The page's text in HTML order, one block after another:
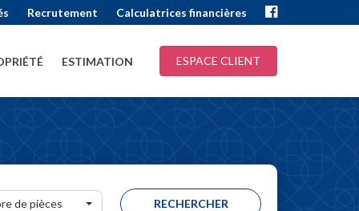
Recrutement Calculatrices financières
ESTIMATION ESPACE CLIENT
de pièces